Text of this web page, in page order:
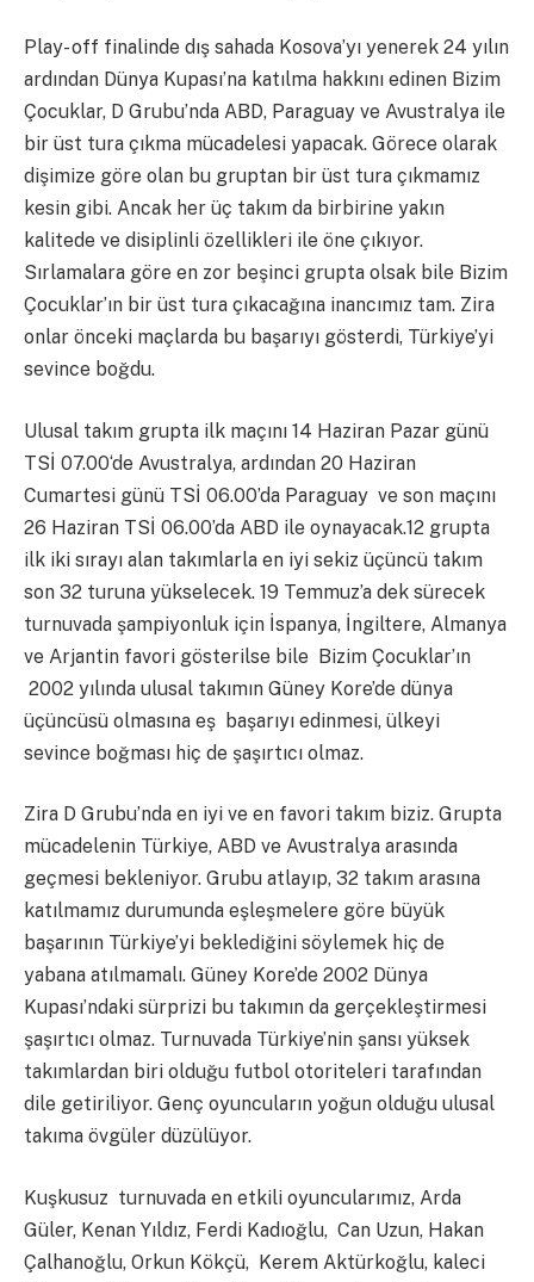
Play- off finalinde dış sahada Kosova’yı yenerek 24 yılın
ardından Dünya Kupası’na katılma hakkını edinen Bizim
Çocuklar, D Grubu’nda ABD, Paraguay ve Avustralya ile
bir üst tura çıkma mücadelesi yapacak. Görece olarak
dişimize göre olan bu gruptan bir üst tura çıkmamız
kesin gibi. Ancak her üç takım da birbirine yakın
kalitede ve disiplinli özellikleri ile öne çıkıyor.
Sırlamalara göre en zor beşinci grupta olsak bile Bizim
Çocuklar’ın bir üst tura çıkacağına inancımız tam. Zira
onlar önceki maçlarda bu başarıyı gösterdi, Türkiye’yi
sevince boğdu.
Ulusal takım grupta ilk maçını 14 Haziran Pazar günü
TSİ 07.00‘de Avustralya, ardından 20 Haziran
Cumartesi günü TSİ 06.00’da Paraguay ve son maçını
26 Haziran TSİ 06.00’da ABD ile oynayacak.12 grupta
ilk iki sırayı alan takımlarla en iyi sekiz üçüncü takım
son 32 turuna yükselecek. 19 Temmuz’a dek sürecek
turnuvada şampiyonluk için İspanya, İngiltere, Almanya
ve Arjantin favori gösterilse bile Bizim Çocuklar’ın
2002 yılında ulusal takımın Güney Kore’de dünya
üçüncüsü olmasına eş başarıyı edinmesi, ülkeyi
sevince boğması hiç de şaşırtıcı olmaz.
Zira D Grubu’nda en iyi ve en favori takım biziz. Grupta
mücadelenin Türkiye, ABD ve Avustralya arasında
geçmesi bekleniyor. Grubu atlayıp, 32 takım arasına
katılmamız durumunda eşleşmelere göre büyük
başarının Türkiye’yi beklediğini söylemek hiç de
yabana atılmamalı. Güney Kore’de 2002 Dünya
Kupası’ndaki sürprizi bu takımın da gerçekleştirmesi
şaşırtıcı olmaz. Turnuvada Türkiye’nin şansı yüksek
takımlardan biri olduğu futbol otoriteleri tarafından
dile getiriliyor. Genç oyuncuların yoğun olduğu ulusal
takıma övgüler düzülüyor.
Kuşkusuz turnuvada en etkili oyuncularımız, Arda
Güler, Kenan Yıldız, Ferdi Kadıoğlu, Can Uzun, Hakan
Çalhanoğlu, Orkun Kökçü, Kerem Aktürkoğlu, kaleci